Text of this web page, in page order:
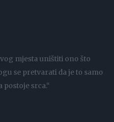
mjesta uništiti ono što
se pretvarati da je to samo
srca.“